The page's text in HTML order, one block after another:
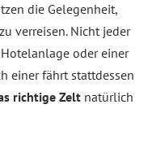
die Gelegenheit,
verreisen. Nicht jeder
oder einer
einer fährt stattdessen
richtige Zelt natürlich